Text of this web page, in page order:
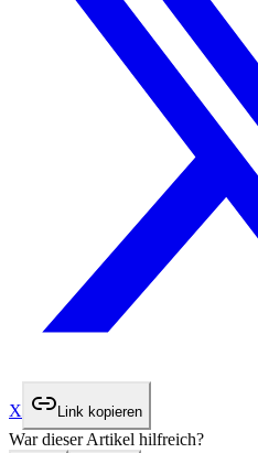
X Link kopieren
War dieser Artikel hilfreich?